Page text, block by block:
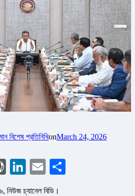
বিশেষ প্রতিনিধিonMarch 24, 2026
WordPress
LinkedIn
Email
নিউজ চ্যানেল বিডি।